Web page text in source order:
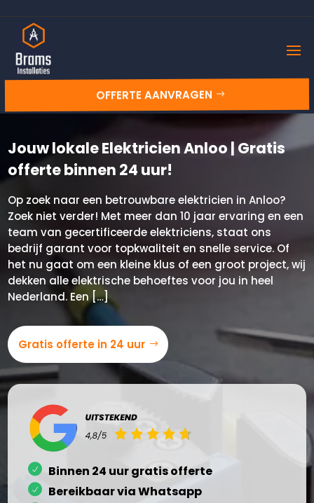
OFFERTE AANVRAGEN
Jouw lokale Elektricien Anloo | Gratis
offerte binnen 24 uur!
Op zoek naar een betrouwbare elektricien in Anloo?
Zoek niet verder! Met meer dan 10 jaar ervaring en een
team van gecertificeerde elektriciens, staat ons
bedrijf garant voor topkwaliteit en snelle service. Of
het nu gaat om een kleine klus of een groot project, wij
dekken alle elektrische behoeftes voor jou in heel
Nederland. Een […]
Gratis offerte in 24 uur
Binnen 24 uur gratis offerte
Bereikbaar via Whatsapp